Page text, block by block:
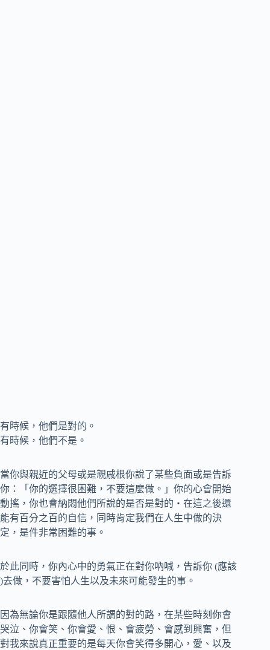
有時候，他們是對的。
有時候，他們不是。
當你與親近的父母或是親戚根你說了某些負面或是告訴
你：「你的選擇很困難，不要這麼做。」你的心會開始
動搖，你也會納悶他們所說的是否是對的‧在這之後還
能有百分之百的自信，同時肯定我們在人生中做的決
定，是件非常困難的事。
於此同時，你內心中的勇氣正在對你吶喊，告訴你 (應該
)去做，不要害怕人生以及未來可能發生的事。
因為無論你是跟隨他人所謂的對的路，在某些時刻你會
哭泣、你會笑、你會愛、恨、會疲勞、會感到興奮，但
對我來說真正重要的是每天你會笑得多開心，愛、以及